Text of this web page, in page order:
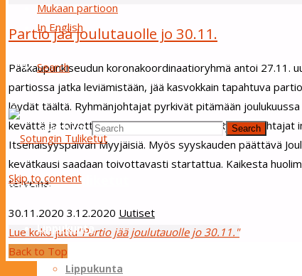
Mukaan partioon
In English
Search
Search for: Search
Sotungin Tuliketut
Skip to content
Lippukunta
Lippukunta
Partio jää joulutauolle jo 30.11.
Pääkaupunkiseudun koronakoordinaatioryhmä antoi 27.11.
partiossa jatka leviämistään, jää kasvokkain tapahtuva
löydät täältä. Ryhmänjohtajat pyrkivät pitämään
kevättä ja toivottaa hyvät joulut kavereille. Ryhmänjohtajat
Itsenäisyyspäivän Myyjäisiä. Myös syyskauden päättävä
kevätkausi saadaan toivottavasti startattua. Kaikesta
terveinä!
30.11.2020 3.12.2020 Uutiset
Lue koko juttu "Partio jää joulutauolle jo 30.11."
Back to Top